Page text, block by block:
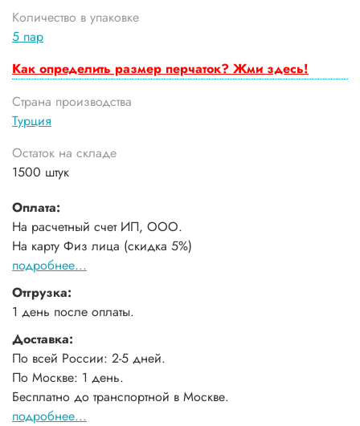
Количество в упаковке
5 пар
Как определить размер перчаток? Жми здесь!
Страна производства
Турция
Остаток на складе
1500 штук
Оплата:
На расчетный счет ИП, ООО.
На карту Физ лица (скидка 5%)
подробнее...
Отгрузка:
1 день после оплаты.
Доставка:
По всей России: 2-5 дней.
По Москве: 1 день.
Бесплатно до транспортной в Москве.
подробнее...